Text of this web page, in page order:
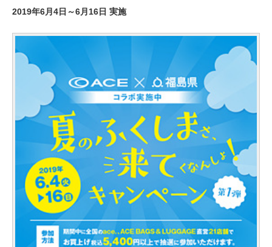
2019年6月4日～6月16日 実施